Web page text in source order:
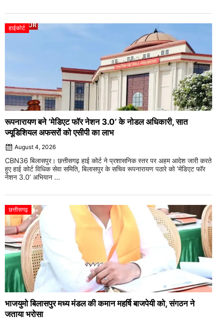
हाईकोर्ट
रूपनारायण बने ‘मेडिएट फॉर नेशन 3.0’ के नोडल अधिकारी, सात
ज्यूडिशियल अफसरों को एसीपी का लाभ
August 4, 2026
CBN36 बिलासपुर। छत्तीसगढ़ हाई कोर्ट ने प्रशासनिक स्तर पर अहम आदेश जारी करते
हुए हाई कोर्ट विधिक सेवा समिति, बिलासपुर के सचिव रूपनारायण पठारे को ‘मेडिएट फॉर
नेशन 3.0’ अभियान ...
छत्तीसगढ़
भाजयुमो बिलासपुर मध्य मंडल की कमान महर्षि बाजपेयी को, संगठन ने
जताया भरोसा